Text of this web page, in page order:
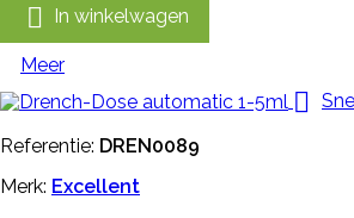
 In winkelwagen
Meer

Referentie: DREN0089
Merk: Excellent